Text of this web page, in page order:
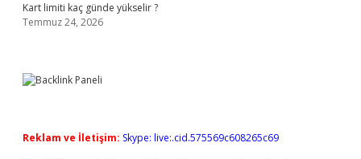
Kart limiti kaç günde yükselir ?
Temmuz 24, 2026
Reklam ve İletişim: Skype: live:.cid.575569c608265c69